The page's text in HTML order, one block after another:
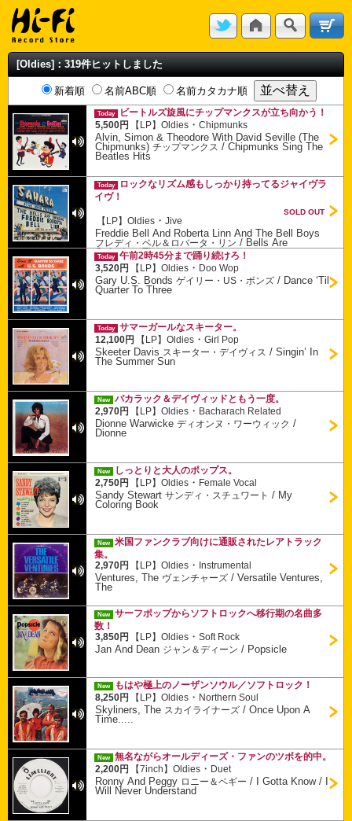
[Oldies]：319件ヒットしました
新着順 名前ABC順 名前カタカナ順
Today
ビートルズ旋風にチップマンクスが立ち向かう！
5,500円
【LP】Oldies ・Chipmunks
Alvin, Simon & Theodore With David Seville (The
Chipmunks)チップマンクス /Chipmunks Sing The
Beatles Hits
Today
ロックなリズム感もしっかり持ってるジャイヴラ
イヴ！
SOLD OUT
【LP】Oldies ・Jive
Freddie Bell And Roberta Linn And The Bell Boys
フレディ・ベル＆ロバータ・リン / Bells Are
Swinging, The
Today
午前2時45分まで踊り続けろ！
3,520円
【LP】Oldies ・ Doo Wop
Gary U.S. Bondsゲイリー・US・ボンズ / Dance ‘Til
Quarter To Three
Today
サマーガールなスキーター。
12,100円
【LP】Oldies ・Girl Pop
Skeeter Davis スキーター・デイヴィス /Singin’ In
The Summer Sun
New
バカラック＆デイヴィッドともう一度。
2,970円
【LP】Oldies ・ Bacharach Related
Dionne Warwickeディオンヌ・ワーウィック /
Dionne
New
しっとりと大人のポップス。
2,750円
【LP】Oldies ・ Female Vocal
Sandy Stewartサンディ・スチュワート / My
Coloring Book
New
米国ファンクラブ向けに通販されたレアトラック
集。
2,970円
【LP】Oldies ・ Instrumental
Ventures, The ヴェンチャーズ /Versatile Ventures,
The
New
サーフポップからソフトロックへ移行期の名曲多
数！
3,850円
【LP】Oldies ・Soft Rock
Jan And Dean ジャン＆ディーン / Popsicle
New
もはや極上のノーザンソウル／ソフトロック！
8,250円
【LP】Oldies ・ Northern Soul
Skyliners, The スカイライナーズ /Once Upon A
Time.....
New
無名ながらオールディーズ・ファンのツボを的中。
2,200円
【7inch】Oldies ・ Duet
Ronny And Peggy ロニー＆ペギー / I Gotta Know / I
Will Never Understand